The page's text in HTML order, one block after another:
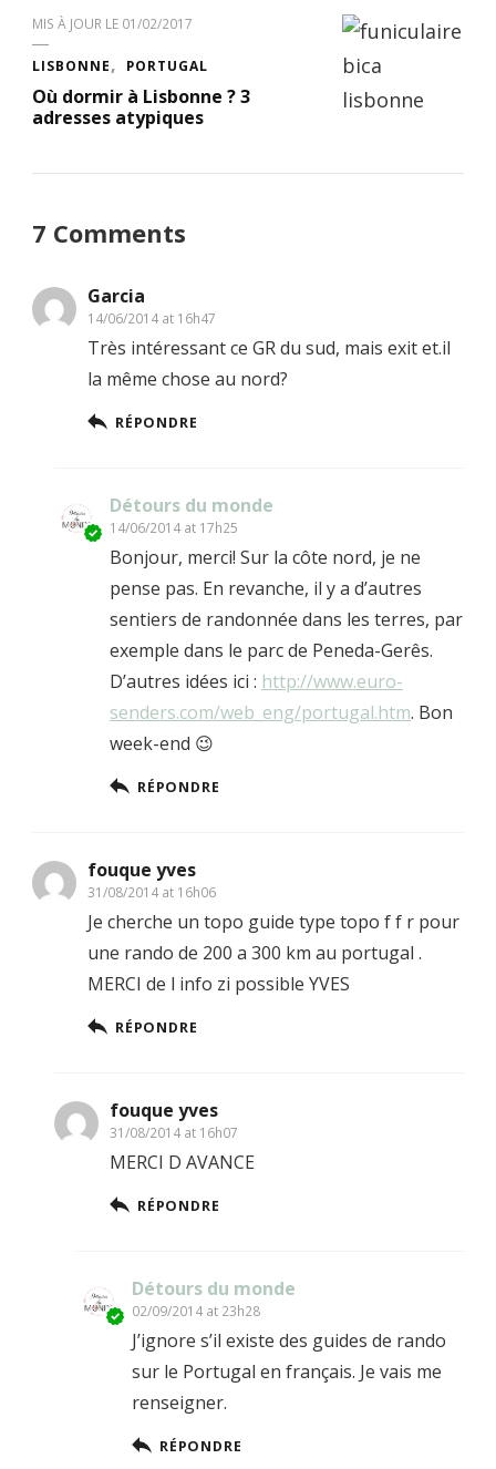
MIS À JOUR LE 01/02/2017
LISBONNE PORTUGAL
Où dormir à Lisbonne ? 3
adresses atypiques
7 Comments
Garcia
14/06/2014 at 16h47
Très intéressant ce GR du sud, mais exit et.il
la même chose au nord?
RÉPONDRE
Détours du monde
14/06/2014 at 17h25
Bonjour, merci! Sur la côte nord, je ne
pense pas. En revanche, il y a d’autres
sentiers de randonnée dans les terres, par
exemple dans le parc de Peneda-Gerês.
D’autres idées ici : http://www.euro-
senders.com/web_eng/portugal.htm. Bon
week-end 😉
RÉPONDRE
fouque yves
31/08/2014 at 16h06
Je cherche un topo guide type topo f f r pour
une rando de 200 a 300 km au portugal .
MERCI de l info zi possible YVES
RÉPONDRE
fouque yves
31/08/2014 at 16h07
MERCI D AVANCE
RÉPONDRE
Détours du monde
02/09/2014 at 23h28
J’ignore s’il existe des guides de rando
sur le Portugal en français. Je vais me
renseigner.
RÉPONDRE